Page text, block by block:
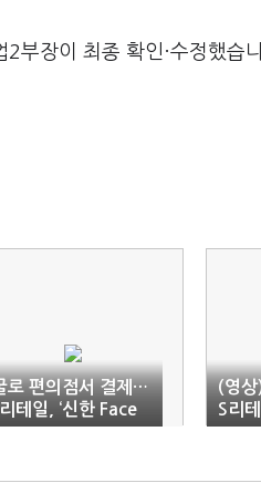
부장이 최종 확인·수정했습
로 편의점서 결제…
테일, ‘신한 Face
도입
(영상
S리
속도